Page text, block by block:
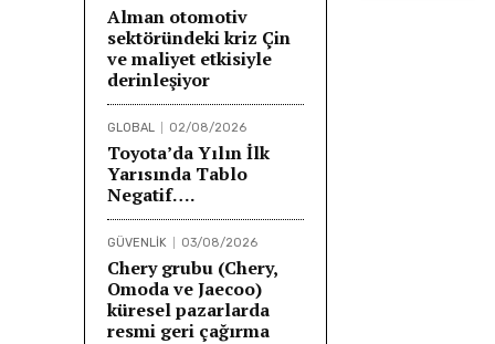
Alman otomotiv
sektöründeki kriz Çin
ve maliyet etkisiyle
derinleşiyor
GLOBAL 02/08/2026
Toyota’da Yılın İlk
Yarısında Tablo
Negatif….
GÜVENLİK 03/08/2026
Chery grubu (Chery,
Omoda ve Jaecoo)
küresel pazarlarda
resmi geri çağırma